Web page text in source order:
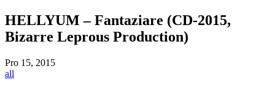
HELLYUM – Fantaziare (CD-2015,
Bizarre Leprous Production)
Pro 15, 2015
all